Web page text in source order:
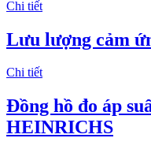
Chi tiết
Lưu lượng cảm
Chi tiết
Đồng hồ đo áp
HEINRICHS